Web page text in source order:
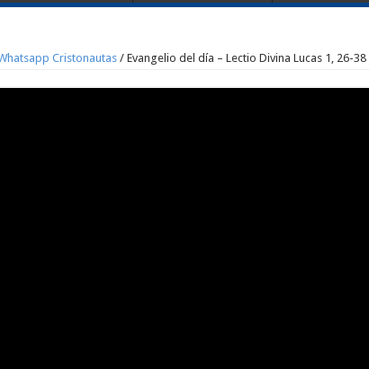
Cristonautas/ Evangelio del día – Lectio Divina Lucas 1, 26-38